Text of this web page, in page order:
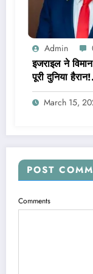
Admin
इजराइल ने
पूरी दुनिया
March 15,
POST
Comments